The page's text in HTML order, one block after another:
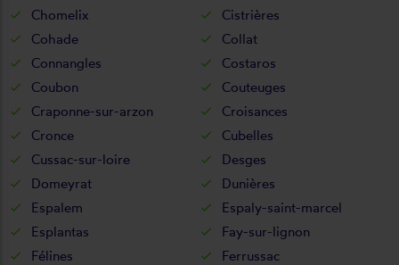
Chomelix
Cistrières
Cohade
Collat
Connangles
Costaros
Coubon
Couteuges
Craponne-sur-arzon
Croisances
Cronce
Cubelles
Cussac-sur-loire
Desges
Domeyrat
Dunières
Espalem
Espaly-saint-marcel
Esplantas
Fay-sur-lignon
Félines
Ferrussac